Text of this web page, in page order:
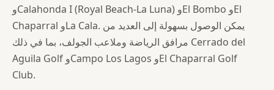
وCalahonda I (Royal Beach-La Luna) وEl Bombo وEl
Chaparral وLa Cala. يمكن الوصول بسهولة إلى العديد من
مرافق الرياضة وملاعب الجولف، بما في ذلك Cerrado del
Aguila Golf وCampo Los Lagos وEl Chaparral Golf
Club.